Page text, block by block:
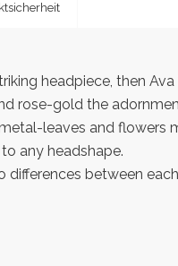
headpiece, then
rose-gold the
leaves and flowers
any headshape.
differences between